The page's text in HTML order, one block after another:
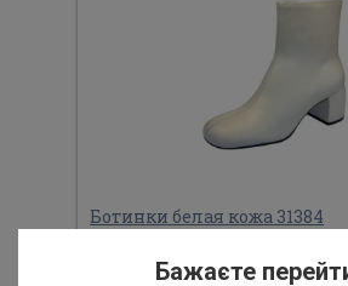
Ботинки белая кожа 31384
Бажаєте